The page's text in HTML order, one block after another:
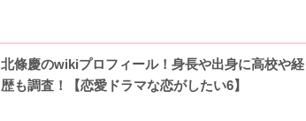
北條慶のwikiプロフィール！身長や出身に高校や経
歴も調査！【恋愛ドラマな恋がしたい6】